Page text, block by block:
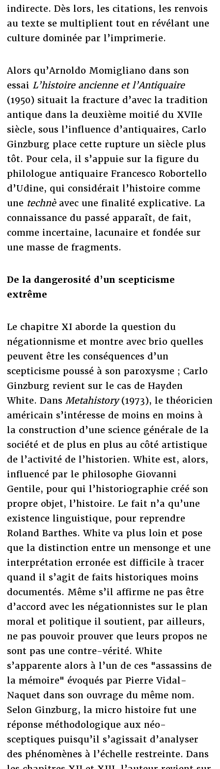
indirecte. Dès lors, les citations, les renvois
au texte se multiplient tout en révélant une
culture dominée par l’imprimerie.
Alors qu’Arnoldo Momigliano dans son
essai L’histoire ancienne et l’Antiquaire
(1950) situait la fracture d’avec la tradition
antique dans la deuxième moitié du XVIIe
siècle, sous l’influence d’antiquaires, Carlo
Ginzburg place cette rupture un siècle plus
tôt. Pour cela, il s’appuie sur la figure du
philologue antiquaire Francesco Robortello
d’Udine, qui considérait l’histoire comme
une technè avec une finalité explicative. La
connaissance du passé apparaît, de fait,
comme incertaine, lacunaire et fondée sur
une masse de fragments.
De la dangerosité d’un scepticisme
extrême
Le chapitre XI aborde la question du
négationnisme et montre avec brio quelles
peuvent être les conséquences d’un
scepticisme poussé à son paroxysme ; Carlo
Ginzburg revient sur le cas de Hayden
White. Dans Metahistory(1973), le théoricien
américain s’intéresse de moins en moins à
la construction d’une science générale de la
société et de plus en plus au côté artistique
de l’activité de l’historien. White est, alors,
influencé par le philosophe Giovanni
Gentile, pour qui l’historiographie créé son
propre objet, l’histoire. Le fait n’a qu’une
existence linguistique, pour reprendre
Roland Barthes. White va plus loin et pose
que la distinction entre un mensonge et une
interprétation erronée est difficile à tracer
quand il s’agit de faits historiques moins
documentés. Même s’il affirme ne pas être
d’accord avec les négationnistes sur le plan
moral et politique il soutient, par ailleurs,
ne pas pouvoir prouver que leurs propos ne
sont pas une contre-vérité. White
s’apparente alors à l’un de ces "assassins de
la mémoire" évoqués par Pierre Vidal-
Naquet dans son ouvrage du même nom.
Selon Ginzburg, la micro histoire fut une
réponse méthodologique aux néo-
sceptiques puisqu’il s’agissait d’analyser
des phénomènes à l’échelle restreinte. Dans